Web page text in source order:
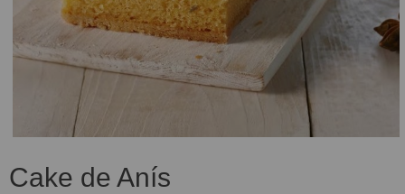
Cake de Anís